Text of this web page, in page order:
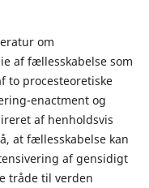
om
af fællesskabelse som
to procesteoretiske
enactment og
af henholdsvis
at fællesskabelse kan
af gensidigt
tråde til verden